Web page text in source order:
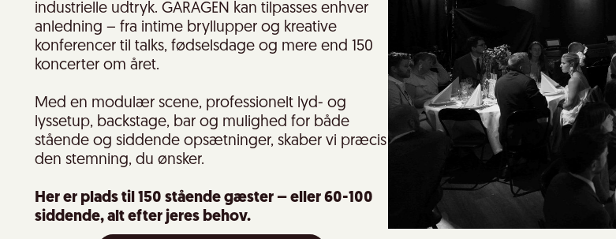
industrielle udtryk. GARAGEN kan tilpasses enhver
anledning – fra intime bryllupper og kreative
konferencer til talks, fødselsdage og mere end 150
koncerter om året.
Med en modulær scene, professionelt lyd- og
lyssetup, backstage, bar og mulighed for både
stående og siddende opsætninger, skaber vi præcis
den stemning, du ønsker.
Her er plads til 150 stående gæster – eller 60-100
siddende, alt efter jeres behov.